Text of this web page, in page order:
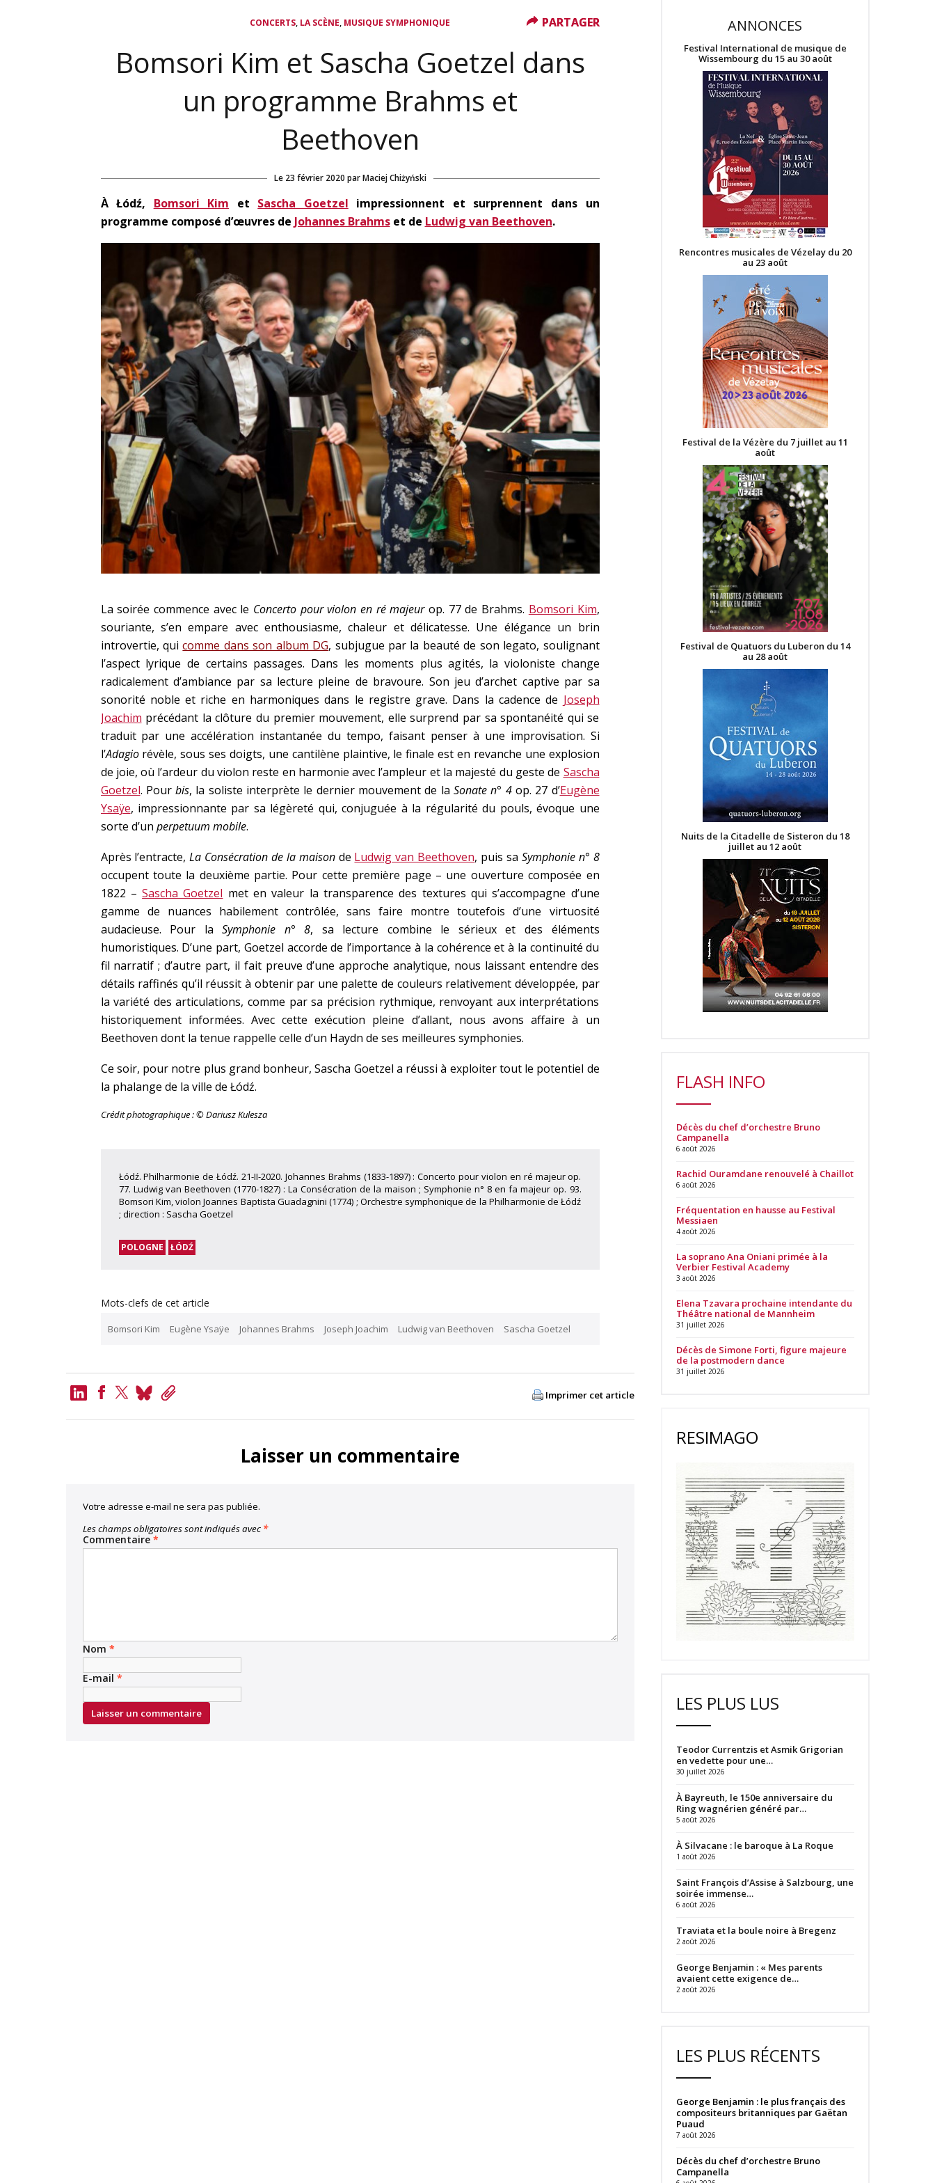
CONCERTS, LA SCÈNE, MUSIQUE SYMPHONIQUE
Bomsori Kim et Sascha Goetzel dans
un programme Brahms et
Beethoven
Le 23 février 2020 par Maciej Chiżyński
ÀŁódź, Bomsori Kim et Sascha Goetzel impressionnent et surprennent dans un
programme composé d’œuvres de Johannes Brahmset de Ludwig van Beethoven.
La soirée commence avec le Concerto pour violon en ré majeurop. 77 de Brahms. Bomsori Kim,
souriante, s’en empare avec enthousiasme, chaleur et délicatesse. Une élégance un brin
introvertie, quicomme dans son album DG, subjugue par la beauté de son legato, soulignant
l’aspect lyrique de certains passages. Dans les moments plus agités, la violoniste change
radicalement d’ambiance par sa lecture pleine de bravoure. Son jeu d’archet captive par sa
sonorité noble et riche en harmoniques dans le registre grave. Dans la cadence de Joseph
Joachim précédant la clôture du premier mouvement, elle surprend par sa spontanéité qui se
traduit par une accélération instantanée du tempo, faisant penser à une improvisation. Si
l’Adagio révèle, sous ses doigts, une cantilène plaintive, le finale est en revanche une explosion
de joie, où l’ardeur du violon reste en harmonie avec l’ampleur et la majesté du geste de Sascha
Goetzel. Pourbis, la soliste interprète le dernier mouvement de la Sonate n° 4op. 27 d’Eugène
Ysaÿe, impressionnante par sa légèreté qui, conjuguée à la régularité du pouls, évoque une
sorte d’un perpetuum mobile.
Après l’entracte,La Consécration de la maison de Ludwig van Beethoven, puis sa Symphonie n° 8
occupent toute la deuxième partie. Pour cette première page – une ouverture composée en
1822 –Sascha Goetzel met en valeur la transparence des textures qui s’accompagne d’une
gamme de nuances habilement contrôlée, sans faire montre toutefois d’une virtuosité
audacieuse. Pour laSymphonie n° 8, sa lecture combine le sérieux et des éléments
humoristiques. D’une part, Goetzel accorde de l’importance à la cohérence et à la continuité du
fil narratif ; d’autre part, il fait preuve d’une approche analytique, nous laissant entendre des
détails raffinés qu’il réussit à obtenir par une palette de couleurs relativement développée, par
la variété des articulations, comme par sa précision rythmique, renvoyant aux interprétations
historiquement informées. Avec cette exécution pleine d’allant, nous avons affaire à un
Beethoven dont la tenue rappelle celle d’un Haydn de ses meilleures symphonies.
Ce soir, pour notre plus grand bonheur,Sascha Goetzel a réussi à exploiter tout le potentiel de
la phalange de la ville de Łódź.
Crédit photographique : © Dariusz Kulesza
PARTAGER
Łódź. Philharmonie de Łódź. 21-II-2020. Johannes Brahms (1833-1897) : Concerto pour violon en ré majeur op.
77. Ludwig van Beethoven (1770-1827) : La Consécration de la maison ; Symphonie n° 8 en fa majeur op. 93.
Bomsori Kim, violon Joannes Baptista Guadagnini (1774) ; Orchestre symphonique de la Philharmonie de Łódź
; direction : Sascha Goetzel
PARTAGER
POLOGNE ŁÓDŹ
Mots-clefs de cet article
Bomsori Kim Eugène Ysaÿe Johannes Brahms Joseph Joachim Ludwig van Beethoven Sascha Goetzel
LinkedIn
BlueskyCopy
Imprimer cet article
Laisser un commentaire
Votre adresse e-mail ne sera pas publiée.
Les champs obligatoires sont indiqués avec *
Commentaire *
Nom *
E-mail *
ANNONCES
Festival International de musique de
Wissembourg du 15 au 30 août
Rencontres musicales de Vézelay du 20
au 23 août
Festival de la Vézère du 7 juillet au 11
août
Festival de Quatuors du Luberon du 14
au 28 août
Nuits de la Citadelle de Sisteron du 18
juillet au 12 août
FLASH INFO
Décès du chef d’orchestre Bruno
Campanella
6 août 2026
Rachid Ouramdane renouvelé à Chaillot
6 août 2026
Fréquentation en hausse au Festival
Messiaen
4 août 2026
La soprano Ana Oniani primée à la
Verbier Festival Academy
3 août 2026
Elena Tzavara prochaine intendante du
Théâtre national de Mannheim
31 juillet 2026
Décès de Simone Forti, figure majeure
de la postmodern dance
31 juillet 2026
RESIMAGO
LES PLUS LUS
Teodor Currentzis et Asmik Grigorian
en vedette pour une…
30 juillet 2026
À Bayreuth, le 150e anniversaire du
Ring wagnérien généré par…
5 août 2026
À Silvacane : le baroque à La Roque
1 août 2026
Saint François d’Assise à Salzbourg, une
soirée immense…
6 août 2026
Traviata et la boule noire à Bregenz
2 août 2026
George Benjamin : « Mes parents
avaient cette exigence de…
2 août 2026
LES PLUS RÉCENTS
George Benjamin : le plus français des
compositeurs britanniques par Gaëtan
Puaud
7 août 2026
Décès du chef d’orchestre Bruno
Campanella